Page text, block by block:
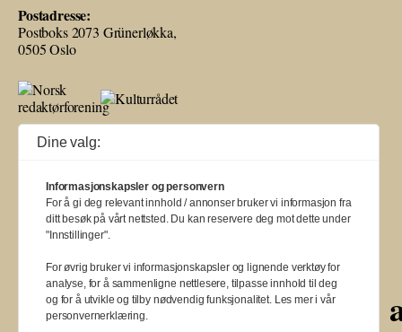
Postadresse:
Postboks 2073 Grünerløkka,
0505 Oslo
Ballade mottar tilskudd fra Norsk kulturråd, i tillegg til økonomisk støtte
fra eierne NOPA, Norsk komponistforening og Musikkforleggerne.
BALLADE — NORGES MUSIKKMAGASIN
a a a aa a
Dine valg:
Informasjonskapsler og personvern
For å gi deg relevant innhold / annonser bruker vi informasjon fra
ditt besøk på vårt nettsted. Du kan reservere deg mot dette under
"Innstillinger".
For øvrig bruker vi informasjonskapsler og lignende verktøy for
analyse, for å sammenligne nettlesere, tilpasse innhold til deg
og for å utvikle og tilby nødvendig funksjonalitet. Les mer i vår
personvernerklæring.